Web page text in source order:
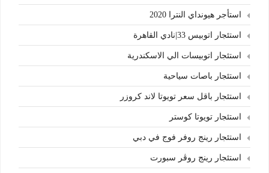
استأجر هيونداي النترا 2020
استئجار اتوبيس 33|نادي القاهرة
استئجار اتوبيسات الي الاسكندرية
استئجار باصات سياحية
استئجار باقل سعر تويوتا لاند كروزر
استئجار تويوتا كوستر
استئجار رينج روفر فوج في دبي
استئجار رينج روڤر سبورت